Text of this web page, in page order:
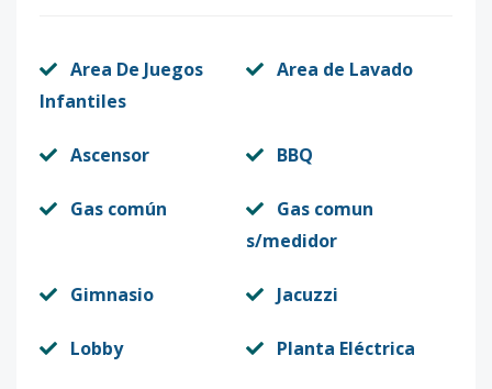
Area De Juegos
Infantiles
Area de Lavado
Ascensor BBQ
Gas común
Gas comun
s/medidor
Gimnasio Jacuzzi
Lobby Planta Eléctrica